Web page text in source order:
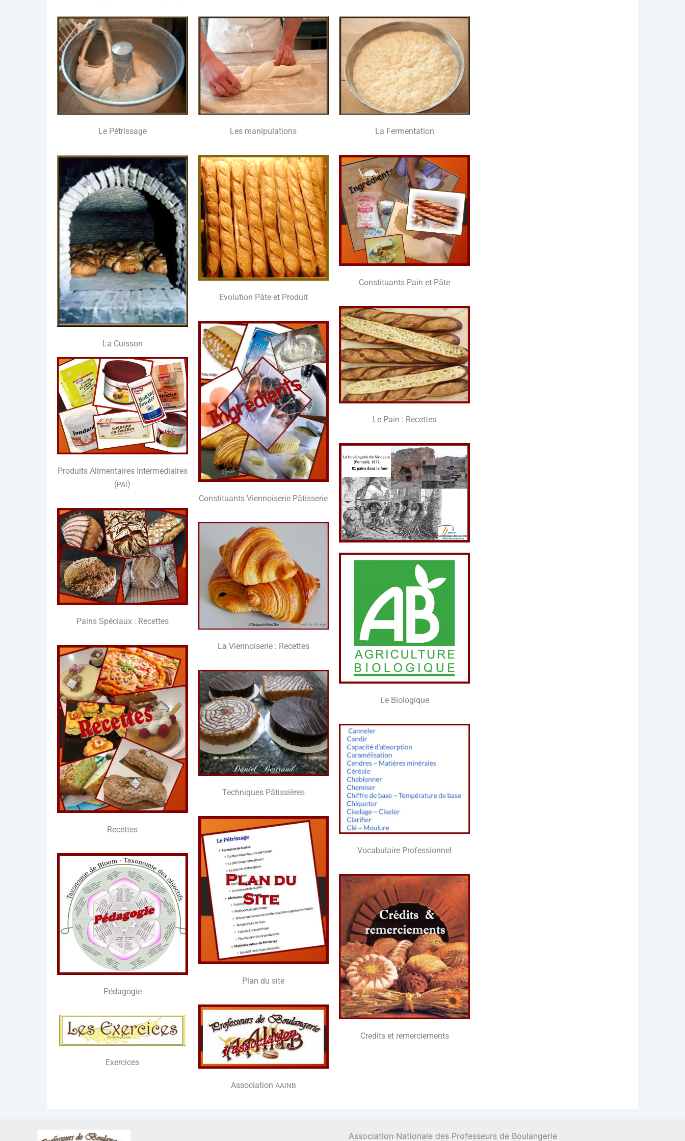
Le Pétris­sage
La Cuis­son
Pro­duits Ali­men­taires Inter­mé­diaires
(PAI)
Pains Spé­ciaux : Recettes
Recettes
Péda­go­gie
Exer­cices
Les mani­pu­la­tions
Evo­lu­tion Pâte et Produit
Consti­tuants Vien­noi­se­rie Pâtisserie
La Vien­noi­se­rie : Recettes
Tech­niques Pâtissières
Plan du site
Asso­cia­tion AAINB
La Fer­men­ta­tion
Consti­tuants Pain et Pâte
Le Pain : Recettes
Le Bio­lo­gique
Voca­bu­laire Professionnel
Cre­dits et remerciements
Association Nationale des Professeurs de Boulangerie